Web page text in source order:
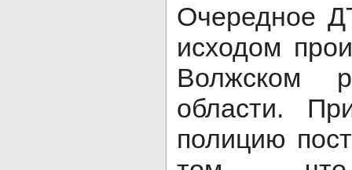
Очередное
исходом
Волжском
области.
полицию